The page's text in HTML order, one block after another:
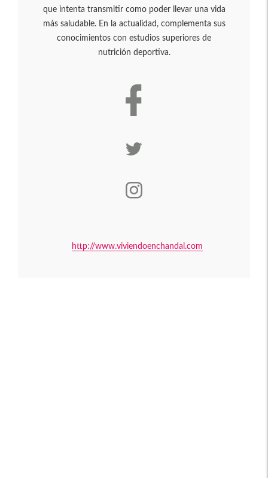
que intenta transmitir como poder llevar una vida
más saludable. En la actualidad, complementa sus
conocimientos con estudios superiores de
nutrición deportiva.
http://www.viviendoenchandal.com